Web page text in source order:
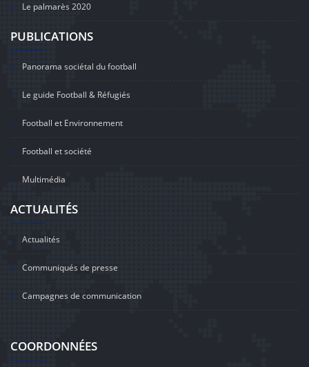
Le palmarès 2020
PUBLICATIONS
Panorama sociétal du football
Le guide Football & Réfugiés
Football et Environnement
Football et société
Multimédia
ACTUALITÉS
Actualités
Communiqués de presse
Campagnes de communication
COORDONNÉES